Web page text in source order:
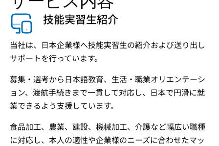
技能実習生紹介
当社は、日本企業様へ技能実習生の紹介および送り出し
サポートを行っています。
募集・選考から日本語教育、生活・職業オリエンテーシ
ョン、渡航手続きまで一貫して対応し、日本で円滑に就
業できるよう支援しています。
食品加工、農業、建設、機械加工、介護など幅広い職種
に対応し、本人の適性や企業様のニーズに合わせたマッ